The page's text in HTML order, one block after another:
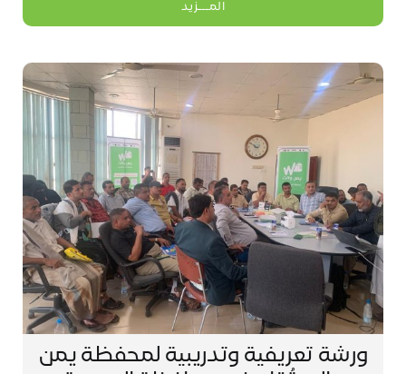
المـــزيد
ورشة تعريفية وتدريبية لمحفظة يمن